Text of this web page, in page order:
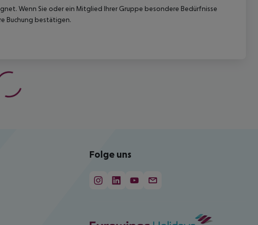
Wenn Sie oder ein Mitglied Ihrer Gruppe besondere Bedürfnisse
Buchung bestätigen.
Folge uns